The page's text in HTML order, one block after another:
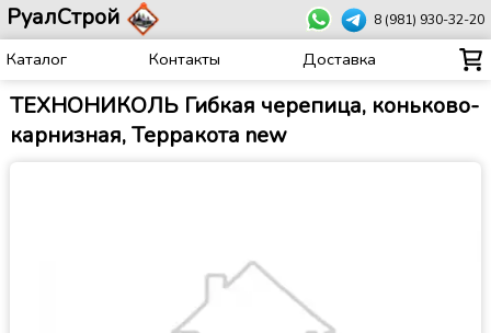
РуалСтрой 8 (981) 930-32-20
Каталог Контакты Доставка
ТЕХНОНИКОЛЬ Гибкая черепица, коньково-
карнизная, Терракота new